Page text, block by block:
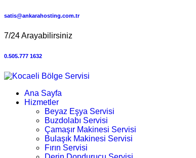
satis@ankarahosting.com.tr
7/24 Arayabilirsiniz
0.505.777 1632
Ana Sayfa
Hizmetler
Beyaz Eşya Servisi
Buzdolabı Servisi
Çamaşır Makinesi Servisi
Bulaşık Makinesi Servisi
Fırın Servisi